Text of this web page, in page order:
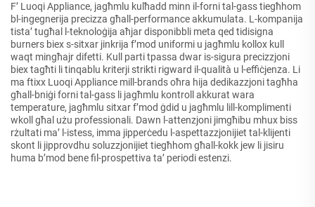
F’ Luoqi Appliance, jagħmlu kulħadd minn il-forni tal-gass tiegħhom
bl-ingegnerija precizza għall-performance akkumulata. L-kompanija
tista’ tugħal l-teknoloġija aħjar disponibbli meta qed tidisigna
burners biex s-sitxar jinkrija f’mod uniformi u jagħmlu kollox kull
waqt mingħajr difetti. Kull parti tpassa dwar is-sigura precizzjoni
biex tagħti li tinqablu kriterji strikti rigward il-qualità u l-effiċjenza. Li
ma ftixx Luoqi Appliance mill-brands oħra hija dedikazzjoni tagħha
għall-bniġi forni tal-gass li jagħmlu kontroll akkurat wara
temperature, jagħmlu sitxar f’mod ġdid u jagħmlu lill-komplimenti
wkoll għal użu professionali. Dawn l-attenzjoni jimgħibu mhux biss
rżultati ma’ l-istess, imma jipperċedu l-aspettazzjonijiet tal-klijenti
skont li jipprovdhu soluzzjonijiet tiegħhom għall-kokk jew li jisiru
huma b’mod bene fil-prospettiva ta’ periodi estenzi.